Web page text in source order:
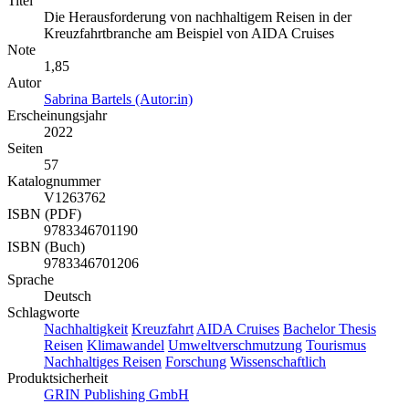
Die Herausforderung von nachhaltigem Reisen in der
Kreuzfahrtbranche am Beispiel von AIDA Cruises
Note
1,85
Autor
Sabrina Bartels (Autor:in)
Erscheinungsjahr
2022
Seiten
57
Katalognummer
V1263762
ISBN (PDF)
9783346701190
ISBN (Buch)
9783346701206
Sprache
Deutsch
Schlagworte
Nachhaltigkeit Kreuzfahrt AIDA Cruises Bachelor Thesis
Reisen Klimawandel Umweltverschmutzung Tourismus
Nachhaltiges Reisen Forschung Wissenschaftlich
Produktsicherheit
GRIN Publishing GmbH